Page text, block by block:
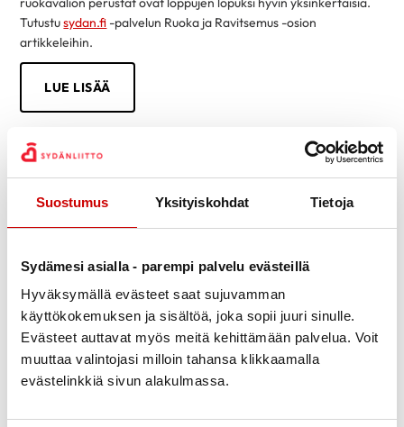
Suostumus Yksityiskohdat Tietoja
Sydämesi asialla - parempi palvelu evästeillä
Hyväksymällä evästeet saat sujuvamman
käyttökokemuksen ja sisältöä, joka sopii juuri sinulle.
Evästeet auttavat myös meitä kehittämään palvelua. Voit
muuttaa valintojasi milloin tahansa klikkaamalla
evästelinkkiä sivun alakulmassa.
Tutustusydan.fi -palvelun Ruoka ja Ravitsemus -osion
artikkeleihin.
LUE LISÄÄ
Tietoa sydänsairauksista helposti